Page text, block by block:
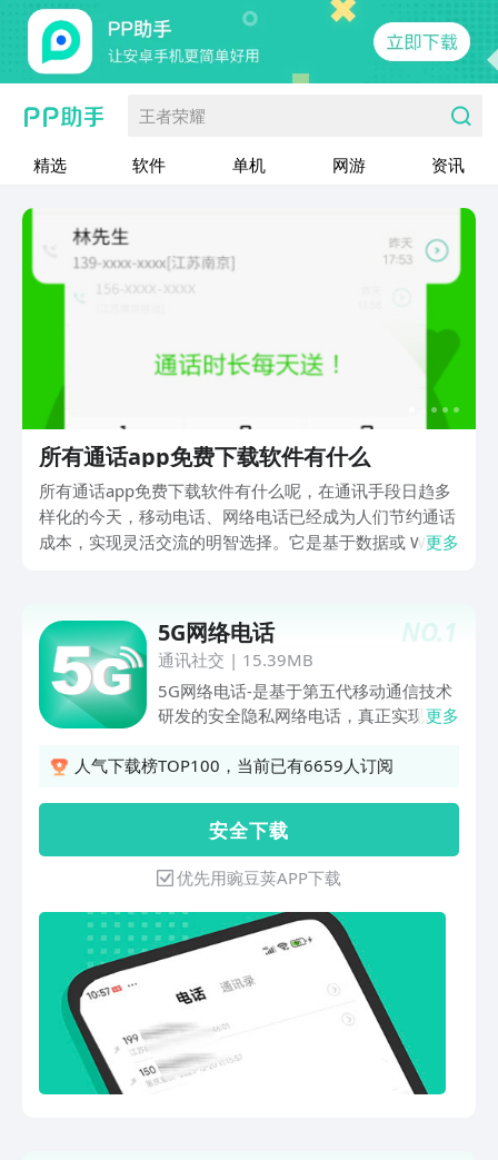
王者荣耀
精选 软件 单机 网游 资讯
所有通话app免费下载软件有什么
所有通话app免费下载软件有什么呢，在通讯手段日趋多
样化的今天，移动电话、网络电话已经成为人们节约通话
成本，实现灵活交流的明智选择。它是基于数据或 WiFi
己需要的软件，不仅仅是为了应付高昂的费用，也是为了
打破通讯壁垒，让自己时刻在线。下面的五个应用虽然都
属于网络电话的范畴，但是它们的技术路线和功能侧重点
却各有特色。
更多
NO.1
5G网络电话
通讯社交 | 15.39MB
5G网络电话-是基于第五代移动通信技术
研发的安全隐私网络电话，真正实现
备虚拟电话、匿名聊天、隐藏号码、虚拟
突破号码黑名单，秉承11年网络电话研
发技术，保持行业至低资费、至全面的功
能满足您所有电话相关需求。5G电话让
您无法拒绝的理由：【省钱电话】 资费
业内至低，一元打一天，打电话省话费
90%，全国电话无限制任打，无月租漫
游，对方不用安装； 【智能电话】 拨打
全国手机号，固定电话，主叫可匿名可显
号，被叫小号显示，保护号码隐私，拒绝
封卡封号，安全无忧打电话； 【高清电
话】 全新5G技术，2-5G网络通用，音质
更多
人气下载榜TOP100，当前已有6659人订阅
安 全 下 载
优先用豌豆荚APP下载